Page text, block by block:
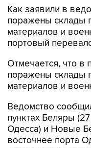
Как заявили в
поражены склады
материалов и
портовый
Отмечается, что в
поражены склады
материалов и
Ведомство
пунктах Беляры
Одесса) и Новые
восточнее порта